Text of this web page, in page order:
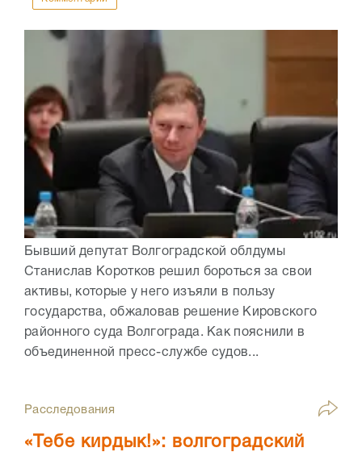
Бывший депутат Волгоградской облдумы
Станислав Коротков решил бороться за свои
активы, которые у него изъяли в пользу
государства, обжаловав решение Кировского
районного суда Волгограда. Как пояснили в
объединенной пресс-службе судов...
Расследования
«Тебе кирдык!»: волгоградский